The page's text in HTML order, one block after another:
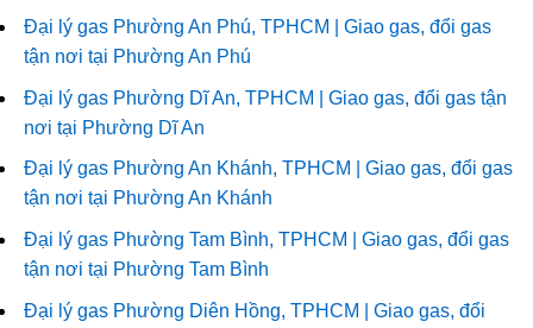
Đại lý gas Phường An Phú, TPHCM | Giao gas, đổi gas
tận nơi tại Phường An Phú
Đại lý gas Phường Dĩ An, TPHCM | Giao gas, đổi gas tận
nơi tại Phường Dĩ An
Đại lý gas Phường An Khánh, TPHCM | Giao gas, đổi gas
tận nơi tại Phường An Khánh
Đại lý gas Phường Tam Bình, TPHCM | Giao gas, đổi gas
tận nơi tại Phường Tam Bình
Đại lý gas Phường Diên Hồng, TPHCM | Giao gas, đổi